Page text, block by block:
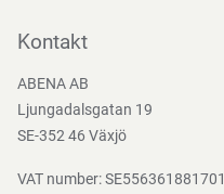
Bli kund
Nedladdningar
Kontakt
ABENA AB
Ljungadalsgatan 19
SE-352 46 Växjö
VAT number: SE556361881701